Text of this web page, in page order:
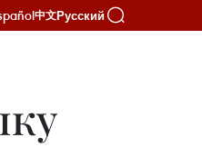
中文Русский